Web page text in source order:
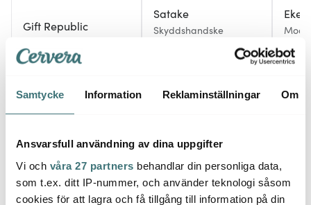
Samtycke Information Reklaminställningar Om
Ansvarsfull användning av dina uppgifter
Vi och våra 27 partners behandlar din personliga data,
som t.ex. ditt IP-nummer, och använder teknologi såsom
cookies för att lagra och få tillgång till information på din
Gift Republic
trädgårdsfåglar
169 kr
Satake
Skyddshandske
205
Låt dig inspireras av våra kunder